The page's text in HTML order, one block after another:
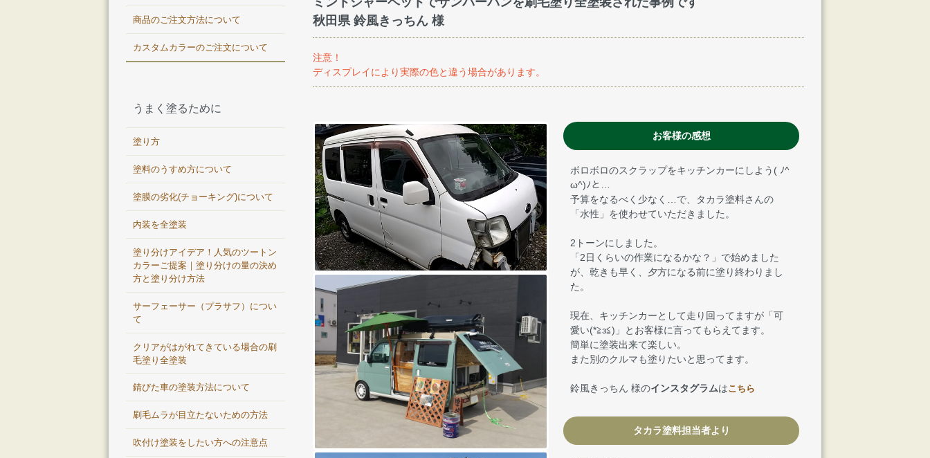
秋田県 鈴風きっちん 様
注意！
ディスプレイにより実際の色と違う場合があります。
お客様の感想
ボロボロのスクラップをキッチンカーにしよう( ﾉ^
ω^)ﾉと…
予算をなるべく少なく…で、タカラ塗料さんの
「水性」を使わせていただきました。
2トーンにしました。
「2日くらいの作業になるかな？」で始めました
が、乾きも早く、夕方になる前に塗り終わりまし
た。
現在、キッチンカーとして走り回ってますが「可
愛い(*≧з≦)」とお客様に言ってもらえてます。
簡単に塗装出来て楽しい。
また別のクルマも塗りたいと思ってます。
鈴風きっちん 様のインスタグラムはこちら
タカラ塗料担当者より
商品のご注文方法について
カスタムカラーのご注文について
うまく塗るために
塗り方
塗料のうすめ方について
塗膜の劣化(チョーキング)について
内装を全塗装
塗り分けアイデア！人気のツートン
カラーご提案｜塗り分けの量の決め
方と塗り分け方法
サーフェーサー（プラサフ）につい
て
クリアがはがれてきている場合の刷
毛塗り全塗装
錆びた車の塗装方法について
刷毛ムラが目立たないための方法
吹付け塗装をしたい方への注意点